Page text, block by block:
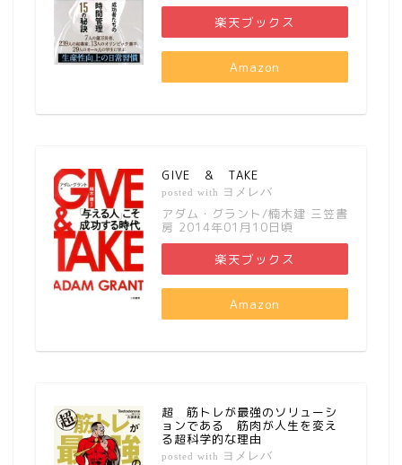
楽天ブックス
Amazon
GIVE ＆ TAKE
posted with ヨメレバ
アダム・グラント/楠木建 三笠書
房 2014年01月10日頃
楽天ブックス
Amazon
超 筋トレが最強のソリューシ
ョンである 筋肉が人生を変え
る超科学的な理由
posted with ヨメレバ